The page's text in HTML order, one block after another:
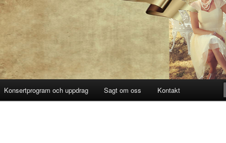
Konsertprogram och uppdrag Sagt om oss Kontakt